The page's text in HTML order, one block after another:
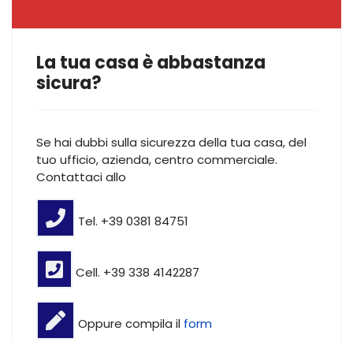
La tua casa è abbastanza
sicura?
Se hai dubbi sulla sicurezza della tua casa, del
tuo ufficio, azienda, centro commerciale.
Contattaci allo
Tel. +39 0381 84751
Cell. +39 338 4142287
Oppure compila il form